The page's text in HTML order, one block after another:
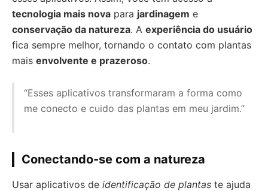
tecnologia mais nova para jardinagem e
conservação da natureza. A experiência do usuário
fica sempre melhor, tornando o contato com plantas
mais envolvente e prazeroso.
“Esses aplicativos transformaram a forma como
me conecto e cuido das plantas em meu jardim.”
Conectando-se com a natureza
Usar aplicativos de identificação de plantas te ajuda